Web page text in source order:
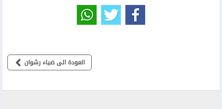
العودة الى ضياء رشوان